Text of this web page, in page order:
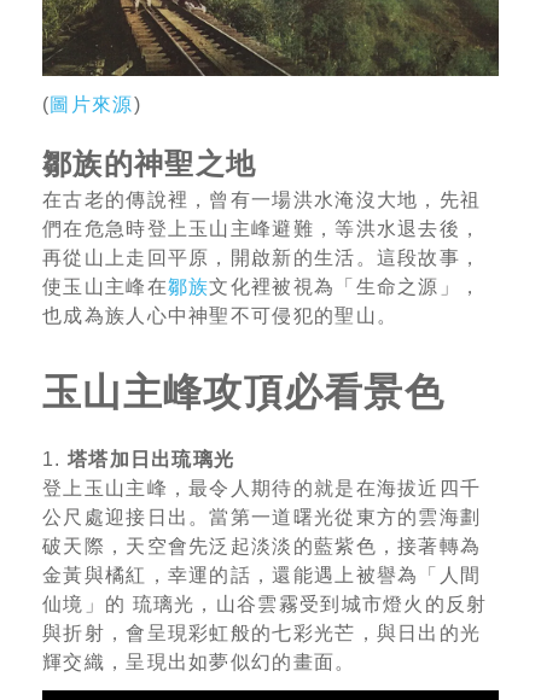
(圖片來源)
鄒族的神聖之地
在古老的傳說裡，曾有一場洪水淹沒大地，先祖
們在危急時登上玉山主峰避難，等洪水退去後，
再從山上走回平原，開啟新的生活。這段故事，
使玉山主峰在鄒族文化裡被視為「生命之源」，
也成為族人心中神聖不可侵犯的聖山。
玉山主峰攻頂必看景色
1. 塔塔加日出琉璃光
登上玉山主峰，最令人期待的就是在海拔近四千
公尺處迎接日出。當第一道曙光從東方的雲海劃
破天際，天空會先泛起淡淡的藍紫色，接著轉為
金黃與橘紅，幸運的話，還能遇上被譽為「人間
仙境」的 琉璃光，山谷雲霧受到城市燈火的反射
與折射，會呈現彩虹般的七彩光芒，與日出的光
輝交織，呈現出如夢似幻的畫面。